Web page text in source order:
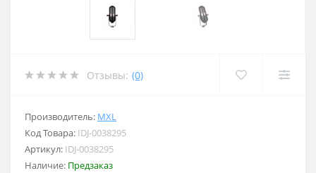
Отзывы: (0)
Производитель: MXL
Код Товара: IDJ-0038295
Артикул: IDJ-0038295
Наличие: Предзаказ